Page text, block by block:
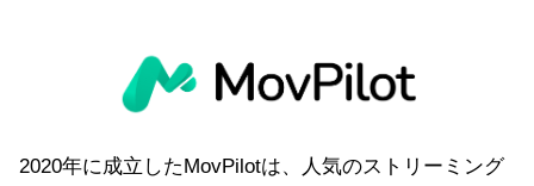
2020年に成立したMovPilotは、人気のストリーミング